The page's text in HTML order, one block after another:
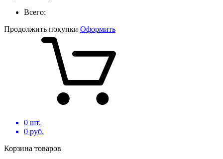
Всего:
Продолжить покупки Оформить
0 шт.
0 руб.
Корзина товаров